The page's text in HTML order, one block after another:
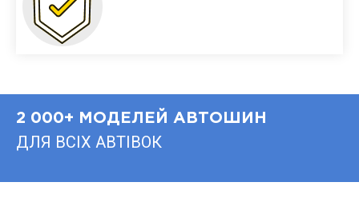
2 000+ МОДЕЛЕЙ АВТОШИН
ДЛЯ ВСІХ АВТІВОК